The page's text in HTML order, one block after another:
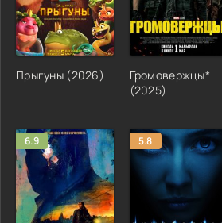
Прыгуны (2026)
Громовержцы*
(2025)
6.9 5.8